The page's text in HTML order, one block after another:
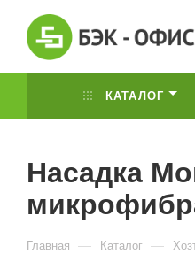
КАТАЛОГ
Насадка
Главная — Каталог —